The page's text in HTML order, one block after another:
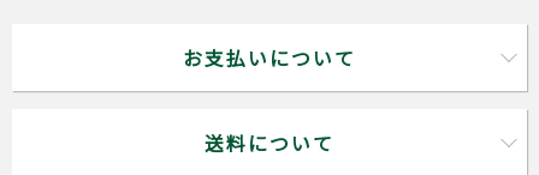
お支払いについて
送料について